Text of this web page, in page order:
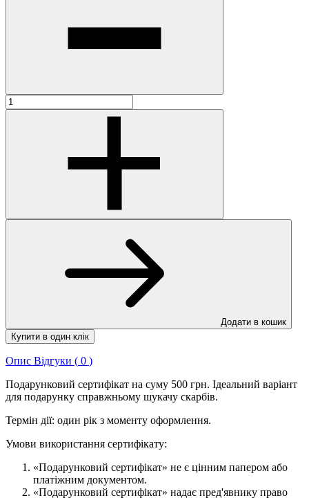
Додати в кошик
Купити в один клік
Опис Відгуки ( 0 )
Подарунковий сертифікат на суму 500 грн. Ідеальний варіант
для подарунку справжньому шукачу скарбів.
Термін дії: один рік з моменту оформлення.
Умови використання сертифікату:
«Подарунковий сертифікат» не є цінним папером або
платіжним документом.
«Подарунковий сертифікат» надає пред'явнику право